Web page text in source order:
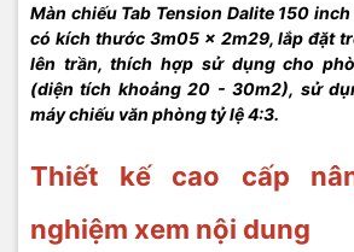
Màn chiếu Tab Tension Dalite 150
có kích thước 3m05 x 2m29, lắp đặt
lên trần, thích hợp sử dụng cho
(diện tích khoảng 20 - 30m2), sử
máy chiếu văn phòng tỷ lệ 4:3.
Thiết kế cao cấp
nghiệm xem nội dung